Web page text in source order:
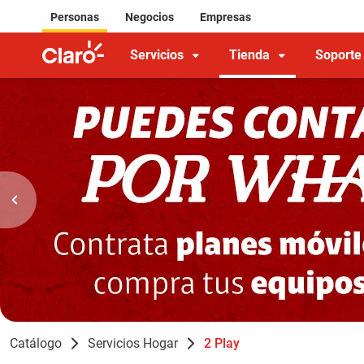
Personas Negocios Empresas
Servicios Tienda Soporte
Catálogo Servicios Hogar 2 Play